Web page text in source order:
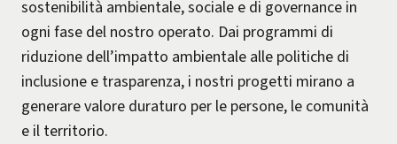
sostenibilità ambientale, sociale e di governance in
ogni fase del nostro operato. Dai programmi di
riduzione dell’impatto ambientale alle politiche di
inclusione e trasparenza, i nostri progetti mirano a
generare valore duraturo per le persone, le comunità
e il territorio.